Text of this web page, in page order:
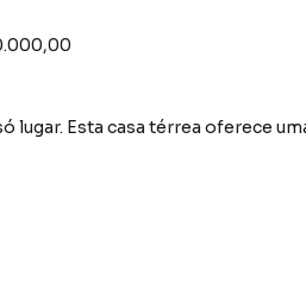
lugar. Esta casa térrea oferece